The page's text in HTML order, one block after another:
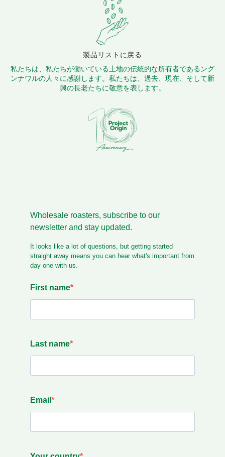
製品リストに戻る
私たちは、私たちが働いている土地の伝統的な所有者であるング
ンナワルの人々に感謝します。私たちは、過去、現在、そして新
興の長老たちに敬意を表します。